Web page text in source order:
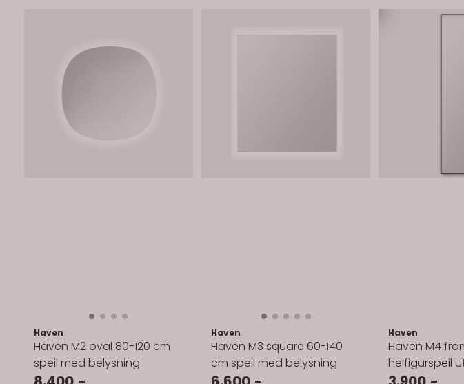
Haven
Haven M2 oval 80-120 cm
speil med belysning
Haven
Haven M3 square 60-140
cm speil med belysning
Haven
Haven M4
helfigurspeil